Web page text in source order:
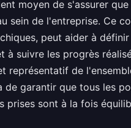
moyen de s'assurer que
sein de l'entreprise. Ce
peut aider à
suivre les progrès
représentatif de
garantir que tous les
prises sont à la fois